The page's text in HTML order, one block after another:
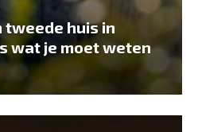
tweede huis in
wat je moet weten